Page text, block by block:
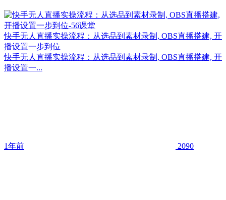
快手无人直播实操流程：从选品到素材录制, OBS直播搭建, 开
播设置一步到位
快手无人直播实操流程：从选品到素材录制, OBS直播搭建, 开
播设置一...
1年前 2090